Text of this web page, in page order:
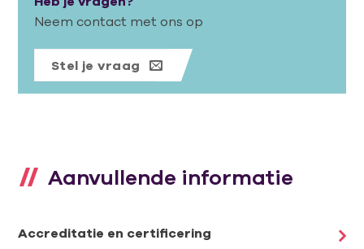
Neem contact met ons op
Stel je vraag
Aanvullende informatie
Accreditatie en certificering